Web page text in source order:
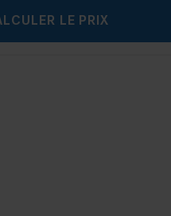
LE PRIX